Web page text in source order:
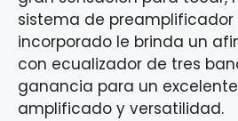
sistema de preamplificador
incorporado le brinda un
con ecualizador de tres
ganancia para un
amplificado y versatilidad.